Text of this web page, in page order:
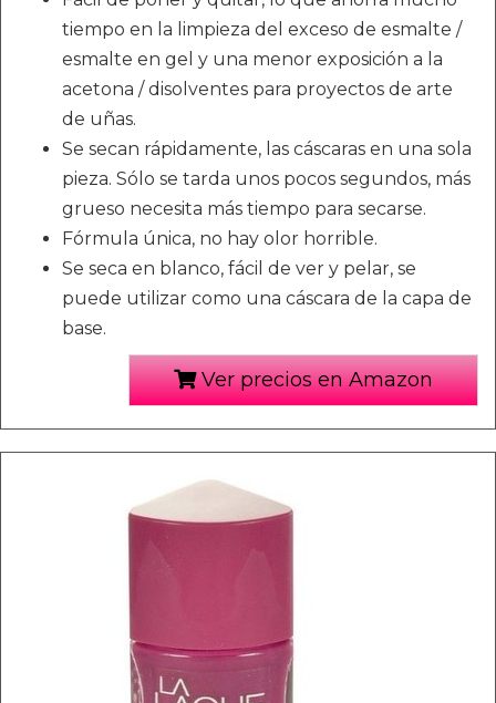
tiempo en la limpieza del exceso de esmalte /
esmalte en gel y una menor exposición a la
acetona / disolventes para proyectos de arte
de uñas.
Se secan rápidamente, las cáscaras en una sola
pieza. Sólo se tarda unos pocos segundos, más
grueso necesita más tiempo para secarse.
Fórmula única, no hay olor horrible.
Se seca en blanco, fácil de ver y pelar, se
puede utilizar como una cáscara de la capa de
base.
Ver precios en Amazon